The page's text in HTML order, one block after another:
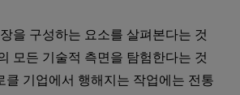
을 구성하는 요소를 살펴본다는 것
모든 기술적 측면을 탐험한다는 것
클 기업에서 행해지는 작업에는 전통